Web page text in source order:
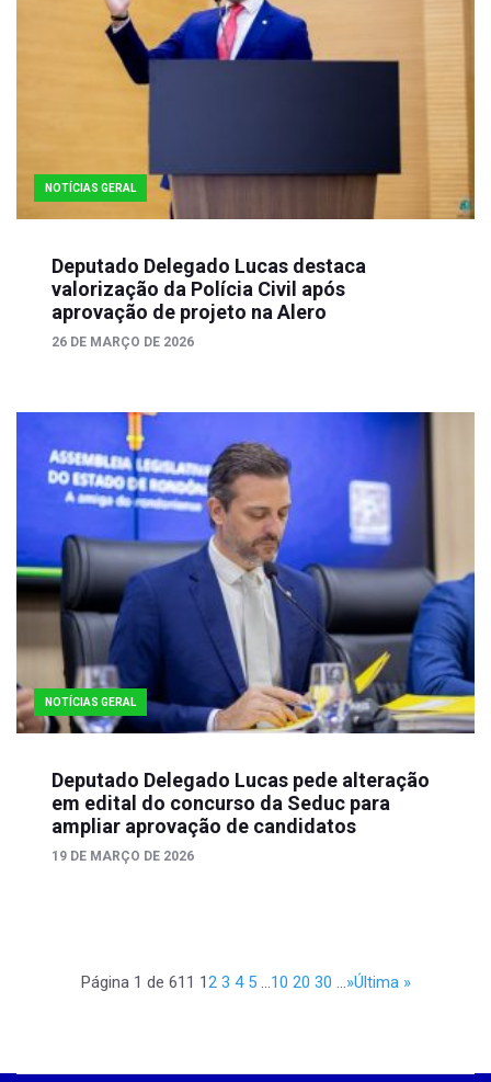
NOTÍCIAS GERAL
Deputado Delegado Lucas destaca
valorização da Polícia Civil após
aprovação de projeto na Alero
26 DE MARÇO DE 2026
NOTÍCIAS GERAL
Deputado Delegado Lucas pede alteração
em edital do concurso da Seduc para
ampliar aprovação de candidatos
19 DE MARÇO DE 2026
Página 1 de 611 12 3 4 5 ...10 20 30 ...»Última »